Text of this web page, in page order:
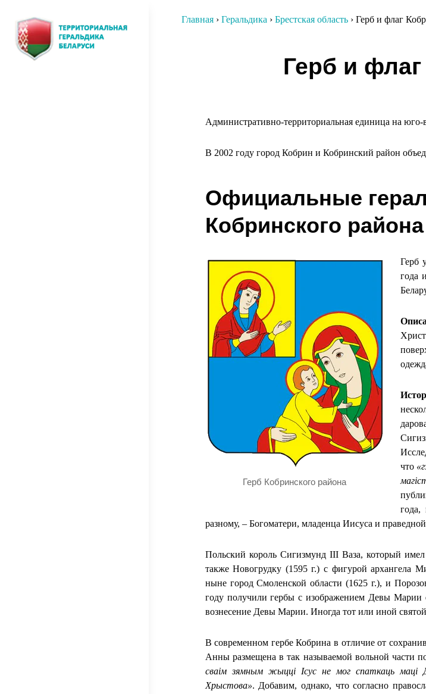
содержимому
Главная› Геральдика › Брестская область› Герб и флаг
Герб и
Административно-территориальная единица на
В 2002 году город Кобрин и Кобринский район
Официальные
Кобринского района
Герб Кобринского района
Герб
года
что
разному, – Богоматери, младенца Иисуса и
Польский король Сигизмунд III Ваза, который
также Новогрудку (1595 г.) с фигурой архангела
ныне город Смоленской области (1625 г.), и
году получили гербы с изображением Девы
вознесение Девы Марии. Иногда тот или иной
В современном гербе Кобрина в отличие от
Анны размещена в так называемой вольной части
сваім зямным жыцці Ісус не мог спаткаць
Хрыстова». Добавим, однако, что согласно
Навигация
записям